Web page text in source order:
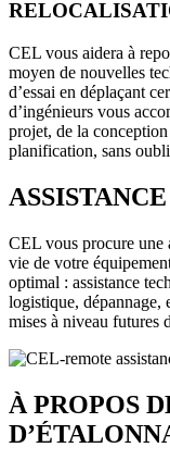
CEL vous aidera à
moyen de nouvelles
d’essai en déplaçant
d’ingénieurs vous
projet, de la
planification, sans
CEL vous procure une
vie de votre
optimal : assistance
logistique, dépannage,
mises à niveau futures
À PROPOS